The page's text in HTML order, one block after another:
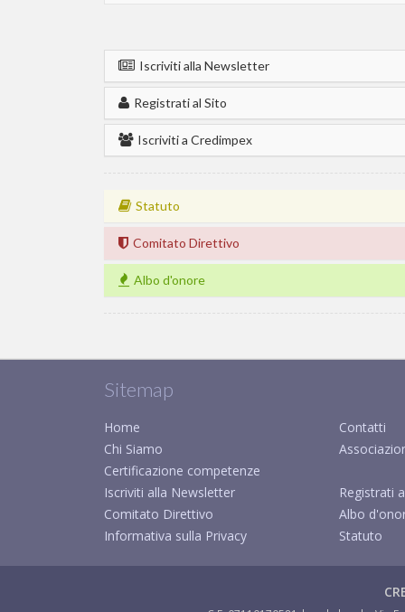
Iscriviti alla Newsletter
Registrati al Sito
Iscriviti a Credimpex
Statuto
Comitato Direttivo
Albo d'onore
Sitemap
Home
Contatti
Chi Siamo
Certificazione competenze
Iscriviti alla Newsletter
Registrati
Comitato Direttivo
Albo
Informativa sulla Privacy
Statuto